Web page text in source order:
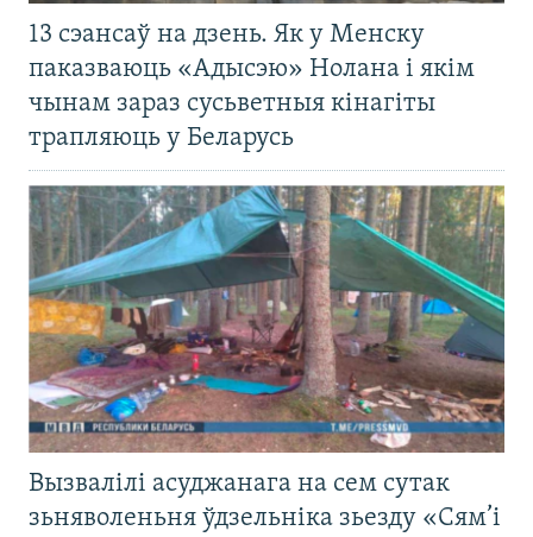
13 сэансаў на дзень. Як у Менску
паказваюць «Адысэю» Нолана і якім
чынам зараз сусьветныя кінагіты
трапляюць у Беларусь
Вызвалілі асуджанага на сем сутак
зьняволеньня ўдзельніка зьезду «Сям’і